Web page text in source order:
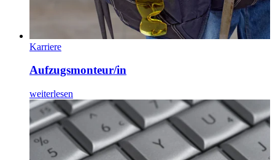
Karriere
Aufzugs­monteur/in
weiterlesen